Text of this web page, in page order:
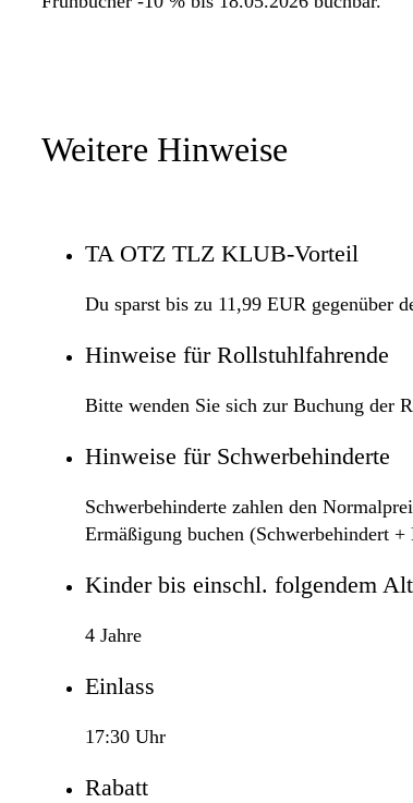
Weitere Hinweise
TA OTZ TLZ KLUB-Vorteil
Du sparst bis zu 11,99 EUR gegenüber
Hinweise für Rollstuhlfahrende
Bitte wenden Sie sich zur Buchung der
Hinweise für Schwerbehinderte
Schwerbehinderte zahlen den
Ermäßigung buchen (Schwerbehindert +
Kinder bis einschl. folgendem
4 Jahre
Einlass
17:30 Uhr
Rabatt